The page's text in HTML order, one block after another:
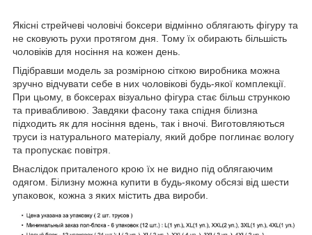
Якісні стрейчеві чоловічі боксери відмінно облягають фігуру та
не сковують рухи протягом дня. Тому їх обирають більшість
чоловіків для носіння на кожен день.
Підібравши модель за розмірною сіткою виробника можна
зручно відчувати себе в них чоловікові будь-якої комплекції.
При цьому, в боксерах візуально фігура стає більш стрункою
та привабливою. Завдяки фасону така спідня білизна
підходить як для носіння вдень, так і вночі. Виготовляються
труси із натурального матеріалу, який добре поглинає вологу
та пропускає повітря.
Внаслідок приталеного крою їх не видно під облягаючим
одягом. Білизну можна купити в будь-якому обсязі від шести
упаковок, кожна з яких містить два вироби.